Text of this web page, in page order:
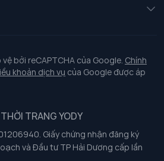
nhân
nhận
an toàn sức khoẻ nghề nghiệp
bởi reCAPTCHA của Google. Chính
khoản dịch vụ của Google được áp
TRANG YODY
Giấy chứng nhận đăng ký
và Đầu tư TP Hải Dương cấp lần